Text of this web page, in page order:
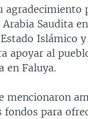
agradecimiento
Saudita
Islámico
apoyar al
en Faluya.
mencionaron
para